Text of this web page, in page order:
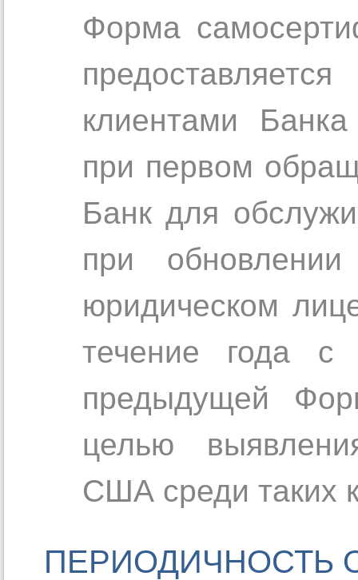
Форма
клиентами
при первом
Банк для
при
юридическом
течение года с
предыдущей
целью
США среди таких
ПЕРИОДИЧНОСТЬ